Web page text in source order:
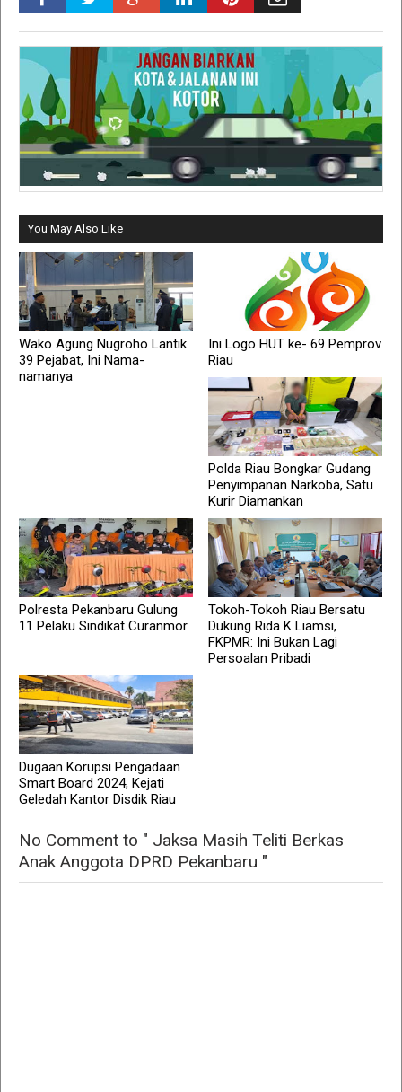
You May Also Like
Wako Agung Nugroho Lantik
39 Pejabat, Ini Nama-
namanya
Ini Logo HUT ke- 69 Pemprov
Riau
Polda Riau Bongkar Gudang
Penyimpanan Narkoba, Satu
Kurir Diamankan
Polresta Pekanbaru Gulung
11 Pelaku Sindikat Curanmor
Tokoh-Tokoh Riau Bersatu
Dukung Rida K Liamsi,
FKPMR: Ini Bukan Lagi
Persoalan Pribadi
Dugaan Korupsi Pengadaan
Smart Board 2024, Kejati
Geledah Kantor Disdik Riau
No Comment to " Jaksa Masih Teliti Berkas
Anak Anggota DPRD Pekanbaru "